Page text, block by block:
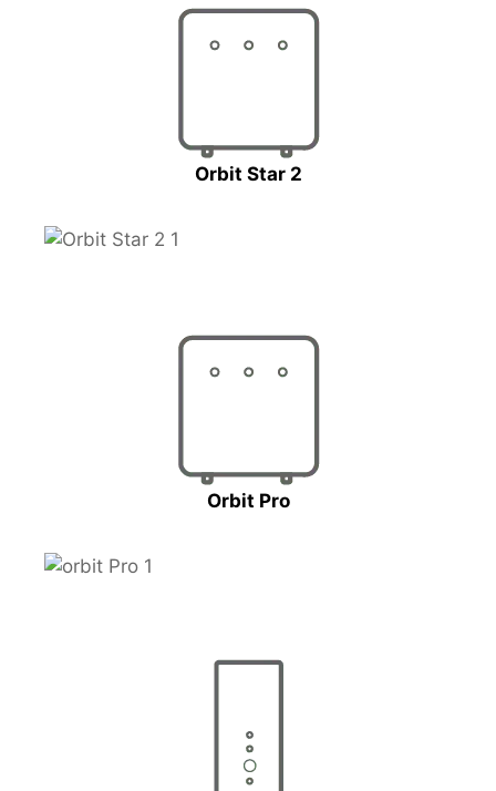
Orbit Star 2
Orbit Pro